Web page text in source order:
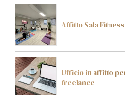
Affitto Sala
Ufficio in affitto
freelance